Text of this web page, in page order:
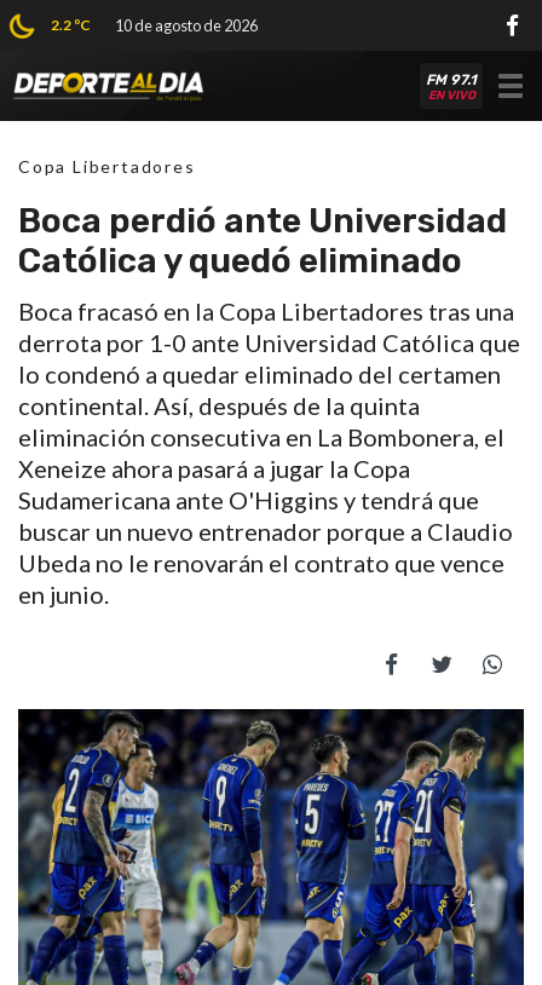
2.2 ºC 10 de agosto de 2026
FM 97.1
EN VIVO
Copa Libertadores
Boca perdió ante Universidad
Católica y quedó eliminado
Boca fracasó en la Copa Libertadores tras una
derrota por 1-0 ante Universidad Católica que
lo condenó a quedar eliminado del certamen
continental. Así, después de la quinta
eliminación consecutiva en La Bombonera, el
Xeneize ahora pasará a jugar la Copa
Sudamericana ante O'Higgins y tendrá que
buscar un nuevo entrenador porque a Claudio
Ubeda no le renovarán el contrato que vence
en junio.